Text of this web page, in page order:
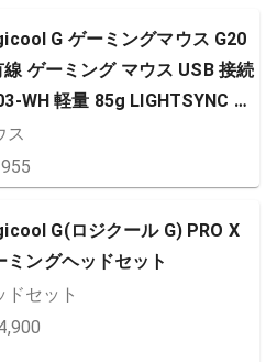
G ゲーミングマウス G20
線 ゲーミング マウス USB 接続
WH 軽量 85g LIGHTSYNC R
個プログラムボタン ホワイト
mac 国内正規品 【 フ
ナルファンタジー XIV 推奨モ
】
ス
G(ロジクール G) PRO X
ミングヘッドセット
ドセット